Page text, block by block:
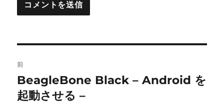
稿
ナ
前
前
の
BeagleBone Black – Android を
起動させる –